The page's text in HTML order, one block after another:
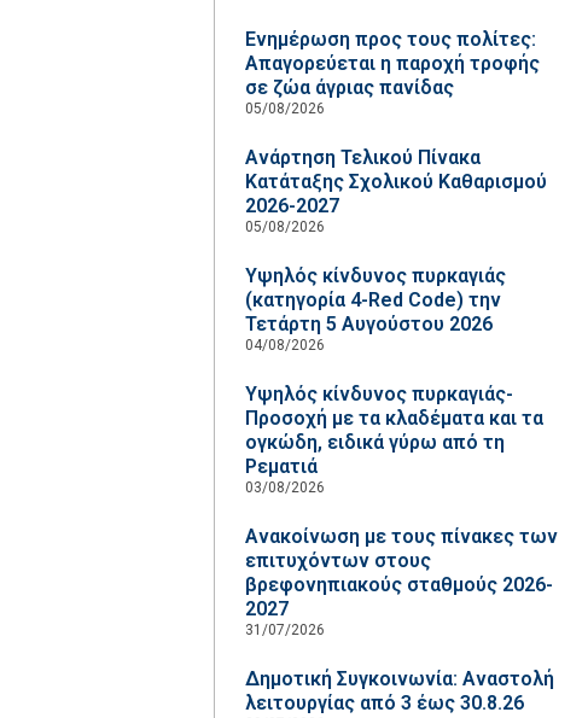
Ενημέρωση προς τους πολίτες:
Απαγορεύεται η παροχή τροφής
σε ζώα άγριας πανίδας
05/08/2026
Ανάρτηση Τελικού Πίνακα
Κατάταξης Σχολικού Καθαρισμού
2026-2027
05/08/2026
Υψηλός κίνδυνος πυρκαγιάς
(κατηγορία 4-Red Code) την
Τετάρτη 5 Αυγούστου 2026
04/08/2026
Υψηλός κίνδυνος πυρκαγιάς-
Προσοχή με τα κλαδέματα και τα
ογκώδη, ειδικά γύρω από τη
Ρεματιά
03/08/2026
Ανακοίνωση με τους πίνακες των
επιτυχόντων στους
βρεφονηπιακούς σταθμούς 2026-
2027
31/07/2026
Δημοτική Συγκοινωνία: Αναστολή
λειτουργίας από 3 έως 30.8.26